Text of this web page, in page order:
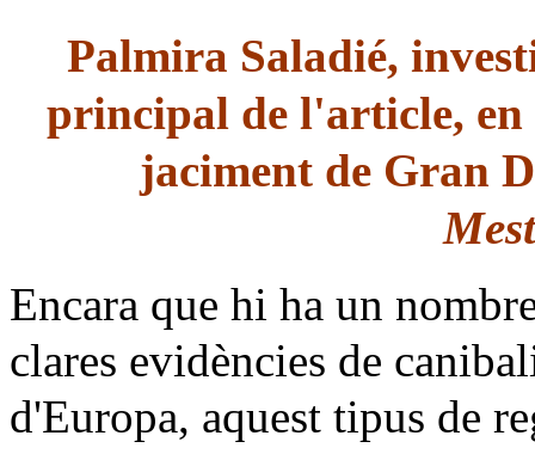
Palmira Saladié,
principal de l'article, en
jaciment de Gran
Encara que hi ha un
clares evidències de
d'Europa, aquest tipus de